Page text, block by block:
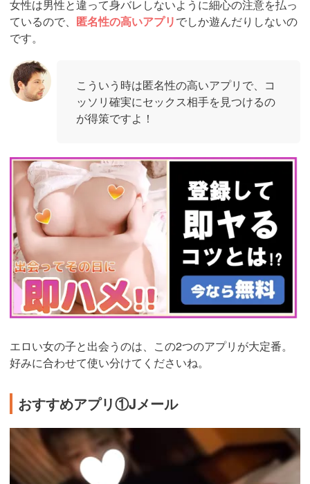
女性は男性と違って身バレしないように細心の注意を払っ
ているので、 匿名性の高いアプリでしか遊んだりしないの
です。
こういう時は匿名性の高いアプリで、コ
ッソリ確実にセックス相手を見つけるの
が得策ですよ！
https://pcmax.jp/lp/?
ad_id=rm327007
エロい女の子と出会うのは、この2つのアプリが大定番。
好みに合わせて使い分けてくださいね。
おすすめアプリ①Jメール
https://ac.m-
ads.jp/t6d63J515a0bact6/cl/?
bId=48d54Uc6&msid=2999